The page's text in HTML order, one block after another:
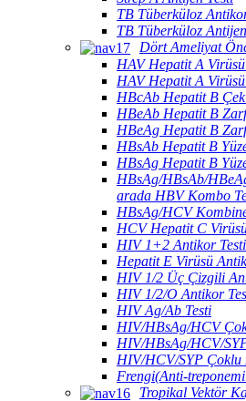
TB Tüberküloz
TB Tüberküloz
Dört Ameliyat
HAV Hepatit A
HAV Hepatit A
HBcAb Hepatit B
HBeAb Hepatit B
HBeAg Hepatit B
HBsAb Hepatit B
HBsAg Hepatit B
HBsAg/HBsAb/
arada HBV Kombo
HBsAg/HCV
HCV Hepatit C
HIV 1+2 Antikor Testi
Hepatit E Virüsü
HIV 1/2 Üç Çizgili
HIV 1/2/O Antikor
HIV Ag/Ab Testi
HIV/HBsAg/HCV
HIV/HBsAg/HCV/
HIV/HCV/SYP Çoklu
Frengi(Anti-
Tropikal Vektör